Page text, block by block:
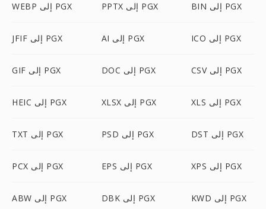
WEBP إلى PGX PPTX إلى PGX BIN إلى PGX
JFIF إلى PGX AI إلى PGX ICO إلى PGX
GIF إلى PGX DOC إلى PGX CSV إلى PGX
HEIC إلى PGX XLSX إلى PGX XLS إلى PGX
TXT إلى PGX PSD إلى PGX DST إلى PGX
PCX إلى PGX EPS إلى PGX XPS إلى PGX
ABW إلى PGX DBK إلى PGX KWD إلى PGX